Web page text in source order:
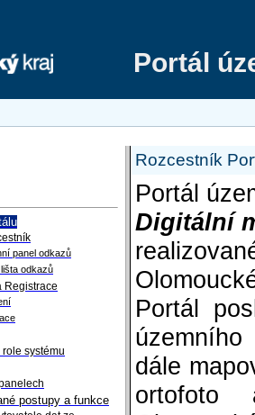
Portál